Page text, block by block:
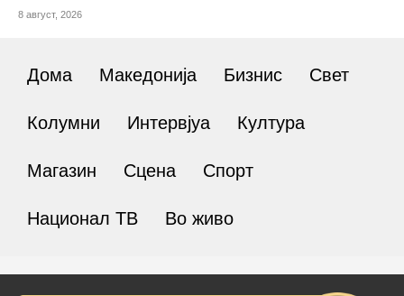
8 август, 2026
Дома Македонија Бизнис Свет
Колумни Интервјуа Култура
Магазин Сцена Спорт
Национал ТВ Во живо